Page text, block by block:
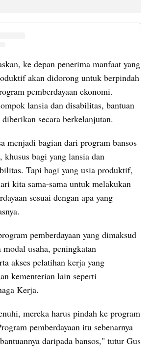
ke depan penerima manfaat yang
akan didorong untuk berpindah
pemberdayaan ekonomi.
lansia dan disabilitas, bantuan
secara berkelanjutan.
menjadi bagian dari program bansos
khusus bagi yang lansia dan
Tapi bagi yang usia produktif,
kita sama-sama untuk melakukan
sesuai dengan apa yang
pemberdayaan yang dimaksud
usaha, peningkatan
akses pelatihan kerja yang
kementerian lain seperti
Kerja.
mereka harus pindah ke program
pemberdayaan itu sebenarnya
daripada bansos," tutur Gus